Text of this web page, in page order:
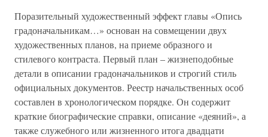
Поразительный художественный эффект главы «Опись
градоначальникам…» основан на совмещении двух
художественных планов, на приеме образного и
стилевого контраста. Первый план – жизнеподобные
детали в описании градоначальников и строгий стиль
официальных документов. Реестр начальственных особ
составлен в хронологическом порядке. Он содержит
краткие биографические справки, описание «деяний», а
также служебного или жизненного итога двадцати